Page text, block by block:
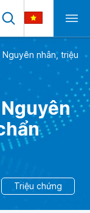
nhân, triệu
Triệu chứng